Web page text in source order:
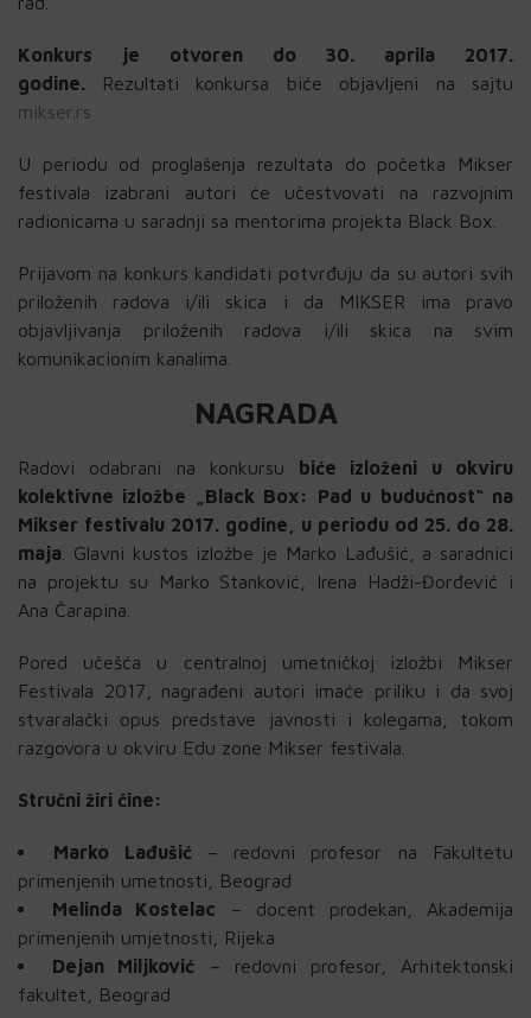
Konkurs je otvoren do 30. aprila 2017.
godine.
Rezultati konkursa biće objavljeni na sajtu
mikser.rs
U periodu od proglašenja rezultata do početka Mikser
festivala izabrani autori će učestvovati na razvojnim
radionicama u saradnji sa mentorima projekta Black Box.
Prijavom na konkurs kandidati potvrđuju da su autori svih
priloženih radova i/ili skica i da MIKSER ima pravo
objavljivanja priloženih radova i/ili skica na svim
komunikacionim kanalima.
NAGRADA
Radovi odabrani na konkursu
biće izloženi u okviru
kolektivne izložbe „Black Box: Pad u budućnost“ na
Mikser festivalu 2017. godine, u periodu od 25. do 28.
maja . Glavni kustos izložbe je Marko Lađušić, a saradnici
na projektu su Marko Stanković, Irena Hadži-Đorđević i
Ana Čarapina.
Pored učešća u centralnoj umetničkoj izložbi Mikser
Festivala 2017, nagrađeni autori imaće priliku i da svoj
stvaralački opus predstave javnosti i kolegama, tokom
razgovora u okviru Edu zone Mikser festivala.
Stručni žiri čine:
Marko Lađušić– redovni profesor na Fakultetu
primenjenih umetnosti, Beograd
Melinda Kostelac – docent prodekan, Akademija
primenjenih umjetnosti, Rijeka
Dejan Miljković – redovni profesor, Arhitektonski
fakultet, Beograd